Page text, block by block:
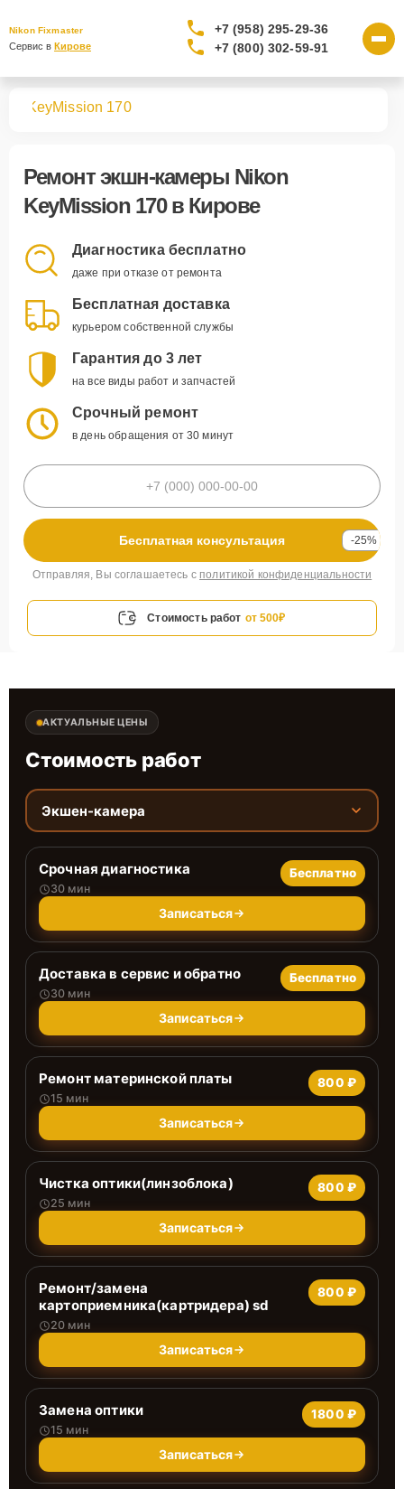
Nikon Fixmaster
Сервис в Кирове
+7 (958) 295-29-36
+7 (800) 302-59-91
KeyMission 170
Ремонтэкшн-камеры Nikon
KeyMission 170в Кирове
Диагностика бесплатно
даже при отказе от ремонта
Бесплатная доставка
курьером собственной службы
Гарантия до 3 лет
на все виды работ и запчастей
Срочный ремонт
в день обращения от 30 минут
Бесплатная консультация -25%
Отправляя, Вы соглашаетесь с политикой конфиденциальности
Стоимость работ от 500₽
АКТУАЛЬНЫЕ ЦЕНЫ
Стоимость работ
Экшен-камера
Срочная диагностика
30 мин
Бесплатно
Записаться
Доставка в сервис и обратно
30 мин
Бесплатно
Записаться
Ремонт материнской платы
15 мин
800 ₽
Записаться
Чистка оптики(линзоблока)
25 мин
800 ₽
Записаться
Ремонт/замена
картоприемника(картридера) sd
20 мин
800 ₽
Записаться
Замена оптики
15 мин
1800 ₽
Записаться